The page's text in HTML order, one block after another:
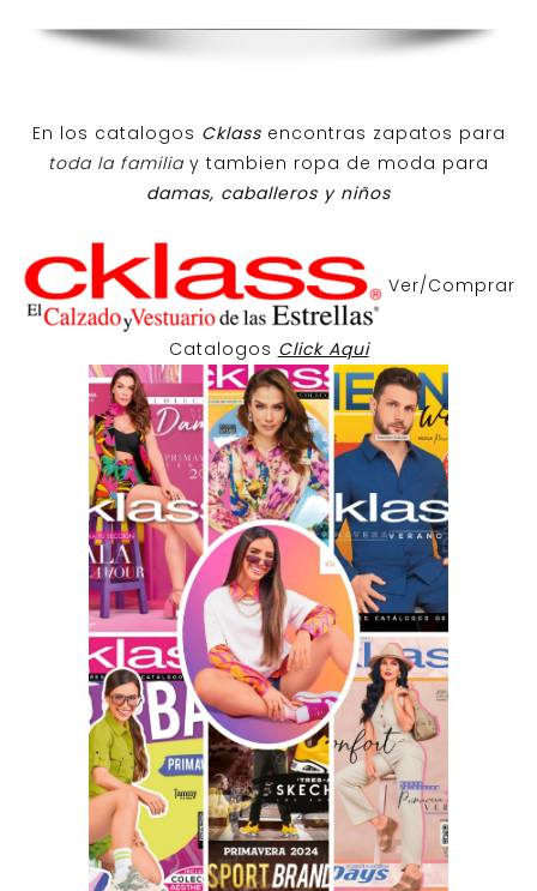
En los catalogos Cklass encontras zapatos para
toda la familiay tambien ropa de moda para
damas, caballeros y niños
Ver/Comprar
Catalogos Click Aqui